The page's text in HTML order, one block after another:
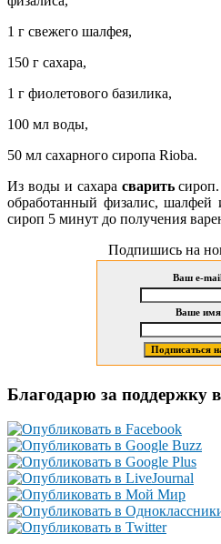
1 г свежего шалфея,
150 г сахара,
1 г фиолетового базилика,
100 мл воды,
50 мл сахарного сиропа Rioba.
Из воды и сахара сварить
обработанный физалис,
сироп 5 минут до получения
Подпишись на
Ваш e-
Ваше
Благодарю за поддержку